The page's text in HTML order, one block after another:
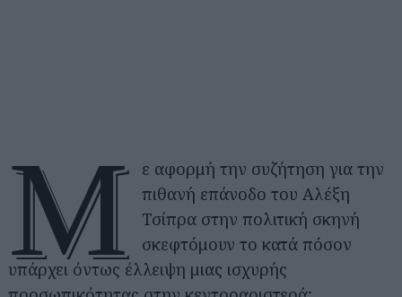
Μ
ε αφορμή την συζήτηση για την
πιθανή επάνοδο του Αλέξη
Τσίπρα στην πολιτική σκηνή
σκεφτόμουν το κατά πόσον
υπάρχει όντως έλλειψη μιας ισχυρής